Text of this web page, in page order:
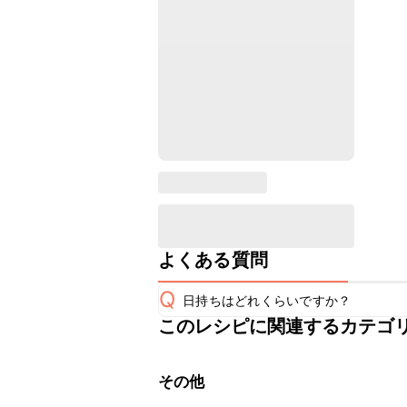
よくある質問
Q 日持ちはどれくらいですか？
保存期間は冷蔵で翌日中が目安です
※日持ちは目安です。
このレシピに関連するカテゴ
その他